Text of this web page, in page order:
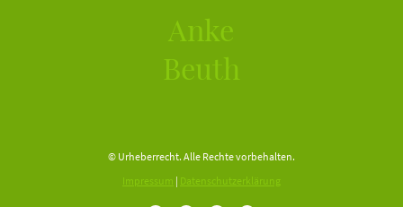
Anke
Beuth
© Urheberrecht. Alle Rechte vorbehalten.
Impressum | Datenschutzerklärung